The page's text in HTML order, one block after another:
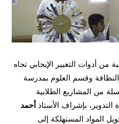
من أدوات التغيير الإيجابي تجاه
وقسم العلوم بمدرسة
من المشاريع الطلابية
التدوير، بإشراف الأستاذأحمد
المواد المستهلكة إلى